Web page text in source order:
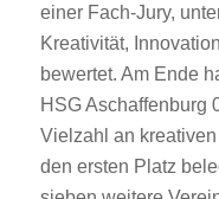
einer Fach-Jury,
Kreativität,
bewertet. Am Ende
HSG Aschaffenburg
Vielzahl an
den ersten Platz